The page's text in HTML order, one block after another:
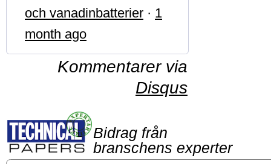
och vanadinbatterier · 1
month ago
Kommentarer via
Disqus
Bidrag från
branschens experter